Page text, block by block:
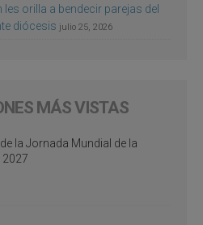
orilla a bendecir parejas del
diócesis julio 25, 2026
MÁS VISTAS
la Jornada Mundial de la
2027